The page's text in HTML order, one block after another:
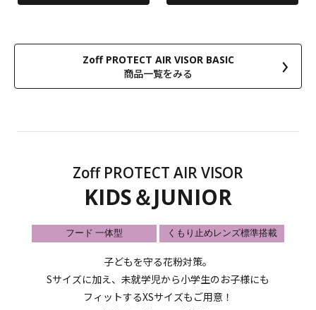
Zoff PROTECT AIR VISOR BASIC
商品一覧をみる
Zoff PROTECT AIR VISOR
KIDS＆JUNIOR
フード 一体型 くもり止めレンズ標準搭載
子どもを守る花粉対策。
Sサイズに加え、未就学児から小学生のお子様にも
フィットするXSサイズもご用意！